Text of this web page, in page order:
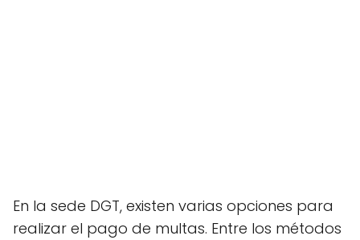
En la sede DGT, existen varias opciones para
realizar el pago de multas. Entre los métodos